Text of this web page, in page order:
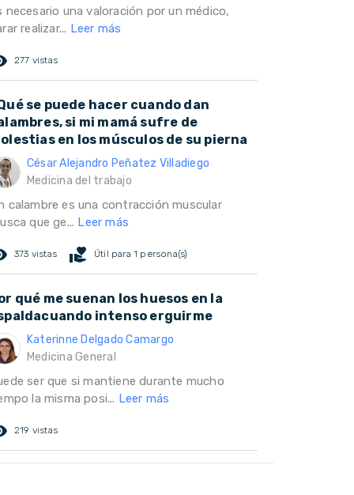
necesario una valoración por un médico,
realizar... Leer más
277 vistas
se puede hacer cuando dan
si mi mamá sufre de
en los músculos de su pierna
César Alejandro Peñatez Villadiego
Medicina del trabajo
calambre es una contracción muscular
que ge... Leer más
373 vistas volunteer_activism Útil para 1 persona(s)
qué me suenan los huesos en la
intenso erguirme
Katerinne Delgado Camargo
Medicina General
ser que si mantiene durante mucho
la misma posi... Leer más
219 vistas